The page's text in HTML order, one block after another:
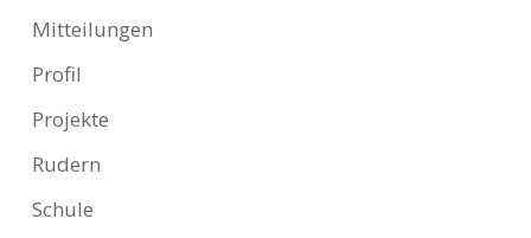
Mitteilungen
Profil
Projekte
Rudern
Schule